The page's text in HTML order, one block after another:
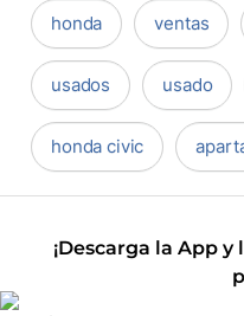
honda ventas
usados usado
honda civic
¡Descarga la App